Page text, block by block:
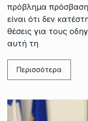
πρόβλημα
είναι ότι δεν
θέσεις για τους
αυτή τη
Περισσότερα